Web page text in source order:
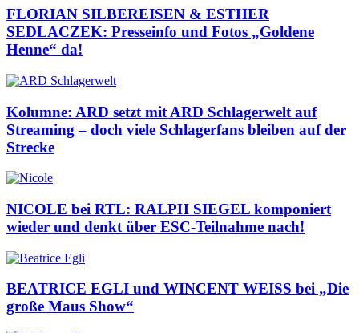
FLORIAN SILBEREISEN & ESTHER
SEDLACZEK: Presseinfo und Fotos „Goldene
Henne“ da!
Kolumne: ARD setzt mit ARD Schlagerwelt auf
Streaming – doch viele Schlagerfans bleiben auf der
Strecke
NICOLE bei RTL: RALPH SIEGEL komponiert
wieder und denkt über ESC-Teilnahme nach!
BEATRICE EGLI und WINCENT WEISS bei „Die
große Maus Show“